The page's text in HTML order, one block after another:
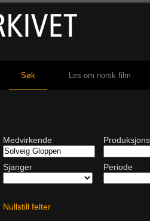
Søk Les om norsk film
Medvirkende
Sjanger Periode
Nullstill felter